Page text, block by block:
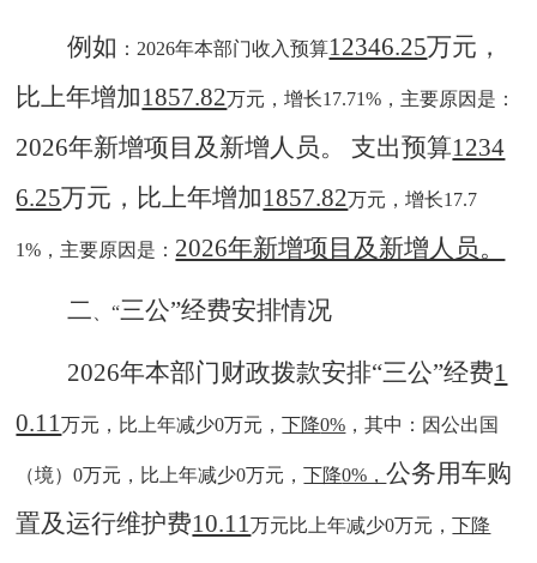
例如 ： 2026年本部门收入预算12346.25万元，
比上年增加1857.82万元，增长17.71%，主要原因是：
2026年新增项目及新增人员。支出预算1234
6.25万元，比上年增加1857.82万元，增长17.7
1%，主要原因是： 2026年新增项目及新增人员。
二 、“三公”经费安排情况
2026年本部门财政拨款安排“三公”经费1
0.11万元，比上年减少0万元，下降0% ，其中：因公出国
（境）0万元，比上年减少0万元，下降0%，公务用车购
置及运行维护费10.11万元比上年减少0万元，下降